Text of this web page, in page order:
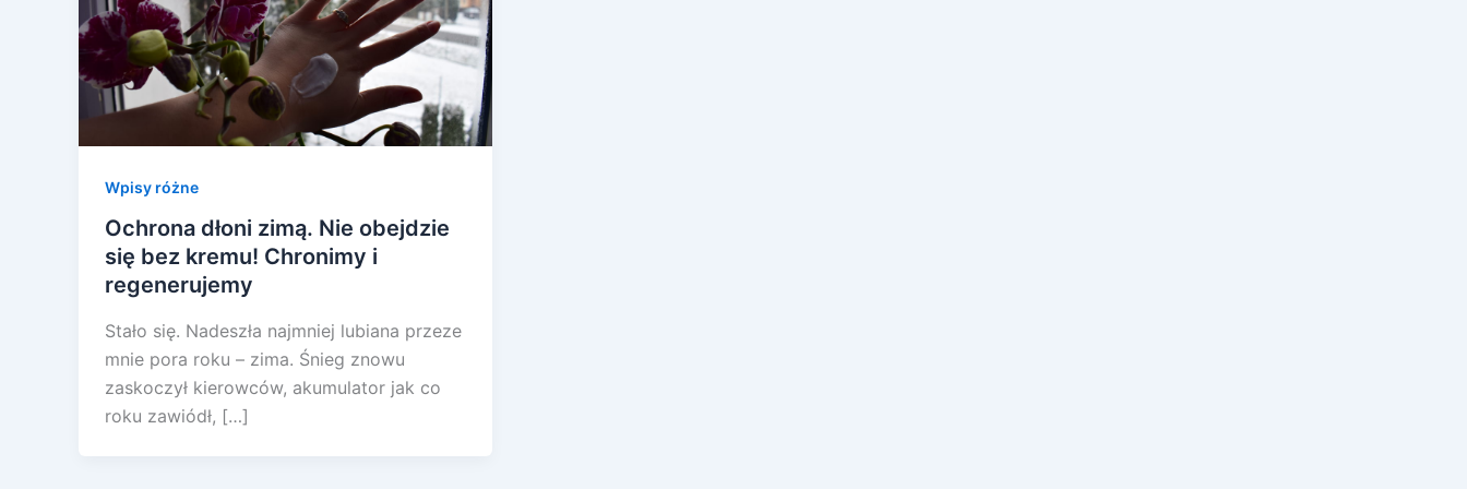
Wpisy różne
Ochrona dłoni zimą. Nie obejdzie
się bez kremu! Chronimy i
regenerujemy
Stało się. Nadeszła najmniej lubiana przeze
mnie pora roku – zima. Śnieg znowu
zaskoczył kierowców, akumulator jak co
roku zawiódł, […]